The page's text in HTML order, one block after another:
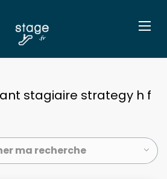
stagiaire strategy h f
ma recherche